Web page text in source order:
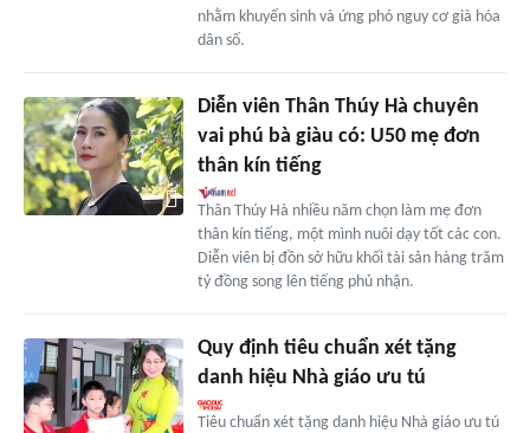
nhằm khuyến sinh và ứng phó nguy cơ già hóa
dân số.
Diễn viên Thân Thúy Hà chuyên
vai phú bà giàu có: U50 mẹ đơn
thân kín tiếng
Thân Thúy Hà nhiều năm chọn làm mẹ đơn
thân kín tiếng, một mình nuôi dạy tốt các con.
Diễn viên bị đồn sở hữu khối tài sản hàng trăm
tỷ đồng song lên tiếng phủ nhận.
Quy định tiêu chuẩn xét tặng
danh hiệu Nhà giáo ưu tú
Tiêu chuẩn xét tặng danh hiệu Nhà giáo ưu tú